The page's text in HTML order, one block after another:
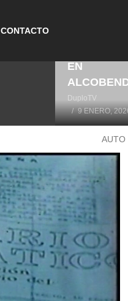
CONTACTO
EN
DuploTV
9 ENERO,
AUTO